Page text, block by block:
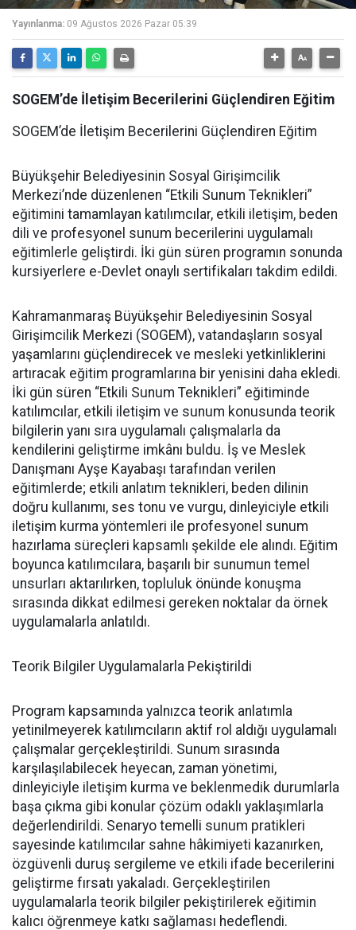
Yayınlanma: 09 Ağustos 2026 Pazar 05:39
SOGEM’de İletişim Becerilerini Güçlendiren Eğitim
SOGEM’de İletişim Becerilerini Güçlendiren Eğitim
Büyükşehir Belediyesinin Sosyal Girişimcilik
Merkezi’nde düzenlenen “Etkili Sunum Teknikleri”
eğitimini tamamlayan katılımcılar, etkili iletişim, beden
dili ve profesyonel sunum becerilerini uygulamalı
eğitimlerle geliştirdi. İki gün süren programın sonunda
kursiyerlere e-Devlet onaylı sertifikaları takdim edildi.
Kahramanmaraş Büyükşehir Belediyesinin Sosyal
Girişimcilik Merkezi (SOGEM), vatandaşların sosyal
yaşamlarını güçlendirecek ve mesleki yetkinliklerini
artıracak eğitim programlarına bir yenisini daha ekledi.
İki gün süren “Etkili Sunum Teknikleri” eğitiminde
katılımcılar, etkili iletişim ve sunum konusunda teorik
bilgilerin yanı sıra uygulamalı çalışmalarla da
kendilerini geliştirme imkânı buldu. İş ve Meslek
Danışmanı Ayşe Kayabaşı tarafından verilen
eğitimlerde; etkili anlatım teknikleri, beden dilinin
doğru kullanımı, ses tonu ve vurgu, dinleyiciyle etkili
iletişim kurma yöntemleri ile profesyonel sunum
hazırlama süreçleri kapsamlı şekilde ele alındı. Eğitim
boyunca katılımcılara, başarılı bir sunumun temel
unsurları aktarılırken, topluluk önünde konuşma
sırasında dikkat edilmesi gereken noktalar da örnek
uygulamalarla anlatıldı.
Teorik Bilgiler Uygulamalarla Pekiştirildi
Program kapsamında yalnızca teorik anlatımla
yetinilmeyerek katılımcıların aktif rol aldığı uygulamalı
çalışmalar gerçekleştirildi. Sunum sırasında
karşılaşılabilecek heyecan, zaman yönetimi,
dinleyiciyle iletişim kurma ve beklenmedik durumlarla
başa çıkma gibi konular çözüm odaklı yaklaşımlarla
değerlendirildi. Senaryo temelli sunum pratikleri
sayesinde katılımcılar sahne hâkimiyeti kazanırken,
özgüvenli duruş sergileme ve etkili ifade becerilerini
geliştirme fırsatı yakaladı. Gerçekleştirilen
uygulamalarla teorik bilgiler pekiştirilerek eğitimin
kalıcı öğrenmeye katkı sağlaması hedeflendi.